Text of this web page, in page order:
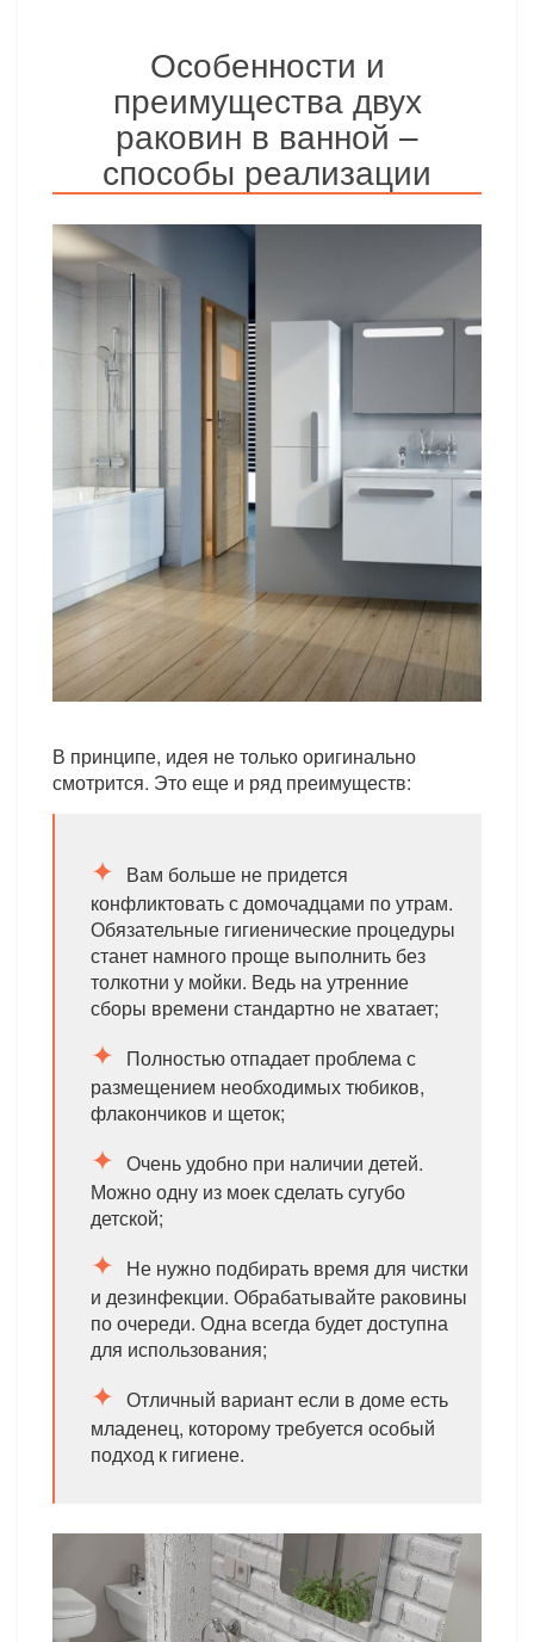
Особенности и
преимущества двух
раковин в ванной –
способы реализации
В принципе, идея не только оригинально
смотрится. Это еще и ряд преимуществ:
Вам больше не придется
конфликтовать с домочадцами по утрам.
Обязательные гигиенические процедуры
станет намного проще выполнить без
толкотни у мойки. Ведь на утренние
сборы времени стандартно не хватает;
Полностью отпадает проблема с
размещением необходимых тюбиков,
флакончиков и щеток;
Очень удобно при наличии детей.
Можно одну из моек сделать сугубо
детской;
Не нужно подбирать время для чистки
и дезинфекции. Обрабатывайте раковины
по очереди. Одна всегда будет доступна
для использования;
Отличный вариант если в доме есть
младенец, которому требуется особый
подход к гигиене.